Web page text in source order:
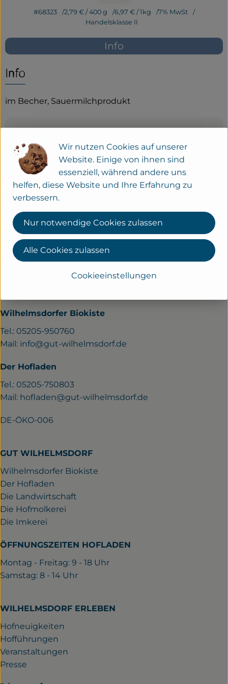
#68323 2,79 € / 400 g 6,97 € / 1kg
7% MwSt
Handelsklasse II
Info
Info
im Becher, Sauermilchprodukt
Zutaten
KONTAKT
Gut Wilhelmsdorf
Wilhelmsdorfer Biokiste
Tel.: 05205-950760
Mail: info@gut-wilhelmsdorf.de
Der Hofladen
Tel.: 05205-750803
Mail: hofladen@gut-wilhelmsdorf.de
DE-ÖKO-006
GUT WILHELMSDORF
Wilhelmsdorfer Biokiste
Der Hofladen
Die Landwirtschaft
Die Hofmolkerei
Die Imkerei
ÖFFNUNGSZEITEN HOFLADEN
Montag - Freitag: 9 - 18 Uhr
Samstag: 8 - 14 Uhr
WILHELMSDORF ERLEBEN
Hofneuigkeiten
Hofführungen
Veranstaltungen
Presse
Wir nutzen Cookies auf unserer
Website. Einige von ihnen sind
essenziell, während andere uns
helfen, diese Website und Ihre Erfahrung zu
verbessern.
Cookieeinstellungen
Nur notwendige Cookies zulassen
Alle Cookies zulassen